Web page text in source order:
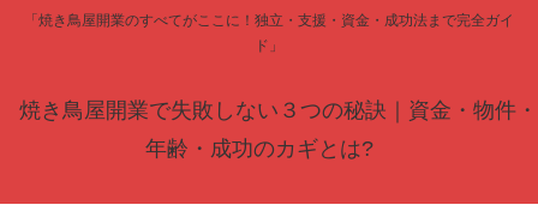
「焼き鳥屋開業のすべてがここに！独立・支援・資金・成功法まで完全ガイ
ド」
焼き鳥屋開業で失敗しない３つの秘訣｜資金・物件・
年齢・成功のカギとは?